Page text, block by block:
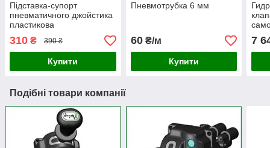
Підставка-супорт
пневматичного джойстика
пластикова
310 ₴ 390 ₴
Купити
Пневмотрубка 6 мм
60₴/м
Купити
7
Подібні товари компанії